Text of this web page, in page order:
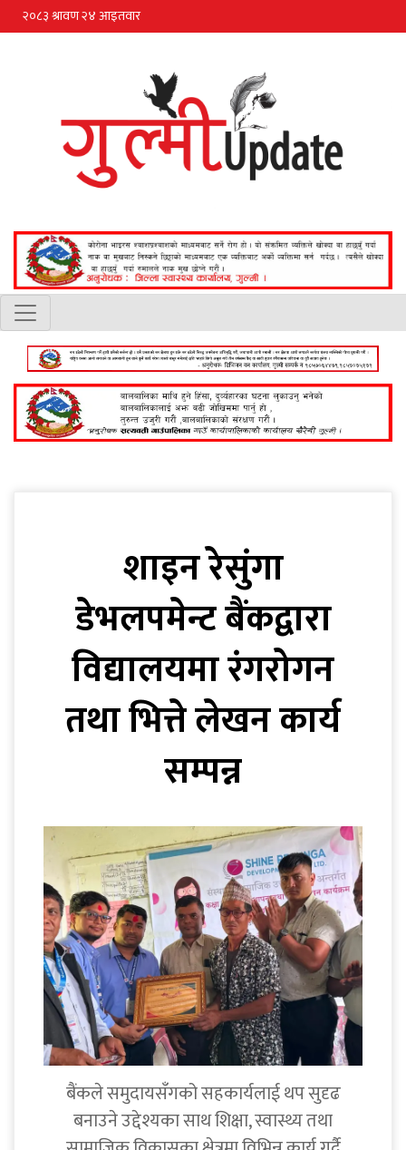
शाइन रेसुंगा
डेभलपमेन्ट बैंकद्वारा
विद्यालयमा रंगरोगन
तथा भित्ते लेखन कार्य
सम्पन्न
बैंकले समुदायसँगको सहकार्यलाई थप सुदृढ
बनाउने उद्देश्यका साथ शिक्षा, स्वास्थ्य तथा